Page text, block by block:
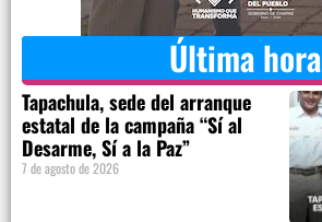
Última hora
Tapachula, sede del arranque
estatal de la campaña “Sí al
Desarme, Sí a la Paz”
7 de agosto de 2026